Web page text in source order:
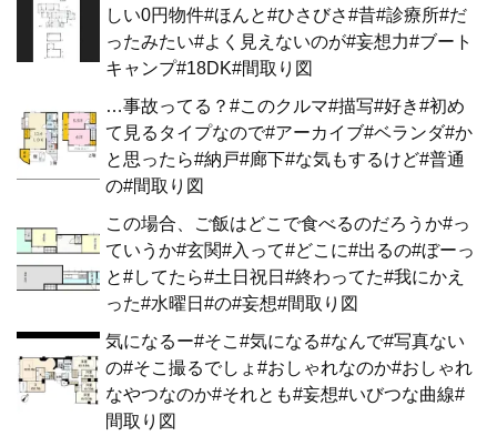
しい0円物件#ほんと#ひさびさ#昔#診療所#だ
ったみたい#よく見えないのが#妄想力#ブート
キャンプ#18DK#間取り図
…事故ってる？#このクルマ#描写#好き#初め
て見るタイプなので#アーカイブ#ベランダ#か
と思ったら#納戸#廊下#な気もするけど#普通
の#間取り図
この場合、ご飯はどこで食べるのだろうか#っ
ていうか#玄関#入って#どこに#出るの#ぼーっ
と#してたら#土日祝日#終わってた#我にかえ
った#水曜日#の#妄想#間取り図
気になるー#そこ#気になる#なんで#写真ない
の#そこ撮るでしょ#おしゃれなのか#おしゃれ
なやつなのか#それとも#妄想#いびつな曲線#
間取り図